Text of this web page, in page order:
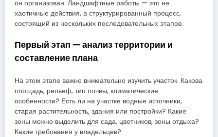
он организован. Ландшафтные работы — это не
хаотичные действия, а структурированный процесс,
состоящий из нескольких последовательных этапов.
Первый этап — анализ территории и
составление плана
На этом этапе важно внимательно изучить участок. Какова
площадь, рельеф, тип почвы, климатические
особенности? Есть ли на участке водные источники,
старая растительность, здания или постройки? Какие
зоны можно выделить для сада, цветников, зоны отдыха?
Какие требования у владельцев?